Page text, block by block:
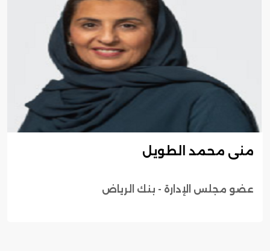
منى محمد الطويل
عضو مجلس الإدارة - بنك الرياض